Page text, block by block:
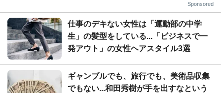
Sponsored
仕事のデキない女性は「運動部の中学
生」の髪型をしている...「ビジネスで一
発アウト」の女性ヘアスタイル3選
ギャンブルでも、旅行でも、美術品収集
でもない...和田秀樹が手を出すなという